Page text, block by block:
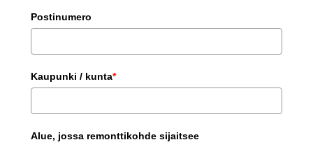
Postinumero
Kaupunki / kunta*
Alue, jossa remonttikohde sijaitsee